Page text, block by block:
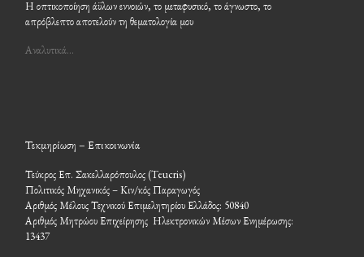
Η οπτικοποίηση άϋλων εννοιών, το μεταφυσικό, το άγνωστο, το
απρόβλεπτο αποτελούν τη θεματολογία μου
Αναλυτικά…
Τεκμηρίωση – Επικοινωνία
Τεύκρος Επ. Σακελλαρόπουλος (Teucris)
Πολιτικός Μηχανικός – Κιν/κός Παραγωγός
Αριθμός Μέλους Τεχνικού Επιμελητηρίου Ελλάδος: 50840
Αριθμός Μητρώου Επιχείρησης Ηλεκτρονικών Μέσων Ενημέρωσης:
13437